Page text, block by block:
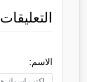
التعليقات
الاسم: